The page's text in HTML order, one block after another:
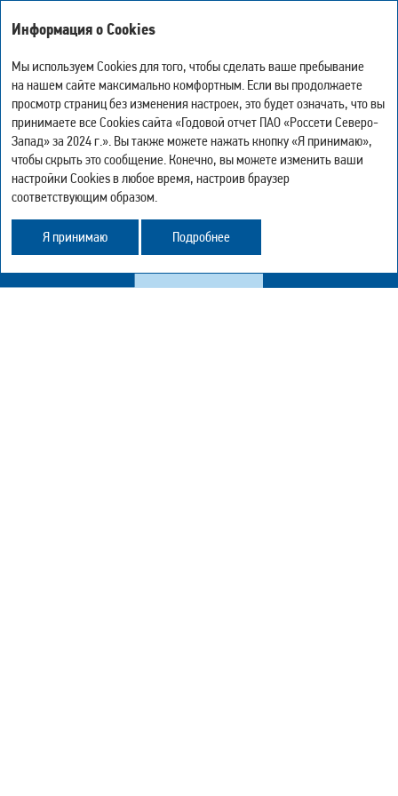
Искать
Мой отчёт -0+
Версия для печати
Скачать страницу в PDF
Центр загрузки
История просмотра
Карта сайта
Поделиться
Обратная связь
ОБРАЩЕНИЕ ИНСАЙДЕРСКОЙ
ИНФОРМАЦИИ
Подробнее о разделе «Обращение инсайдерской информации»
вPDF-версии.
Информация о Cookies
Мы используем Cookies для того, чтобы сделать ваше пребывание
на нашем сайте максимально комфортным. Если вы продолжаете
просмотр страниц без изменения настроек, это будет означать, что вы
принимаете все Cookies сайта «Годовой отчет ПАО «Россети Северо-
Запад» за 2024 г.». Вы также можете нажать кнопку «Я принимаю»,
чтобы скрыть это сообщение. Конечно, вы можете изменить ваши
настройки Cookies в любое время, настроив браузер
соответствующим образом.
Я принимаю Подробнее